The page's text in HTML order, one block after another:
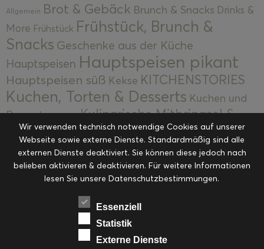
Allgemein Brot & Gebäck Brunch & Snacks Drinks &
More Frühstück Frühstück, Brunch &
Snacks Geschenke aus der Küche
Hauptspeisen Hauptspeisen pikant
Hauptspeisen süß Kekse KITCHENSTORIES
Kuchen, Torten & Desserts Kuchen und
Desserts
Kulinarische Mitbringsel &
Eingemachtes Ohne Kategorie Ostern Resteküche
RezepteSaisonalSliderStartseite
Suppen, Salate & Vorspeisen Vorspeisen &
Vorspeisen, Salate & Suppen
Weihnachten Workshops & Events
Wir verwenden technisch notwendige Cookies auf unserer
Webseite sowie externe Dienste. Standardmäßig sind alle
externen Dienste deaktiviert. Sie können diese jedoch nach
belieben aktivieren & deaktivieren. Für weitere Informationen
lesen Sie unsere Datenschutzbestimmungen.
Essenziell
Statistik
Externe Dienste